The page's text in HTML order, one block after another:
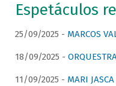
Espetáculos
25/09/2025 - MARCOS
18/09/2025 -
11/09/2025 - MARI